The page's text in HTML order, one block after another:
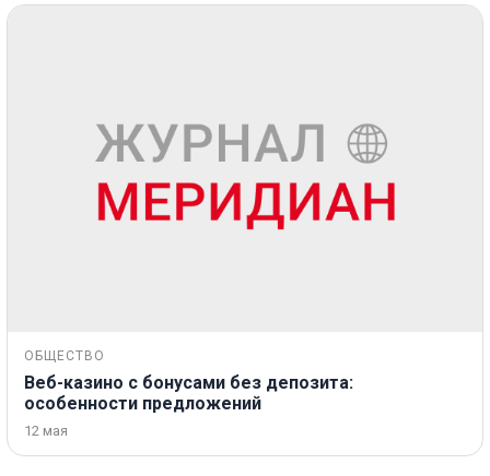
ОБЩЕСТВО
Веб-казино с бонусами без депозита:
особенности предложений
12 мая